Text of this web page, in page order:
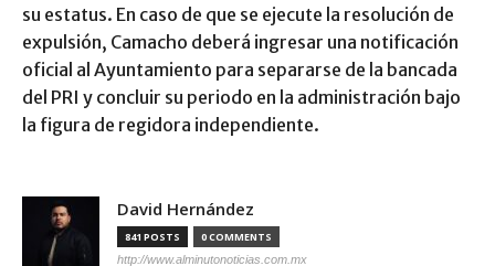
su estatus. En caso de que se ejecute la resolución de
expulsión, Camacho deberá ingresar una notificación
oficial al Ayuntamiento para separarse de la bancada
del PRI y concluir su periodo en la administración bajo
la figura de regidora independiente.
David Hernández
841 POSTS 0 COMMENTS
http://www.alminutonoticias.com.mx